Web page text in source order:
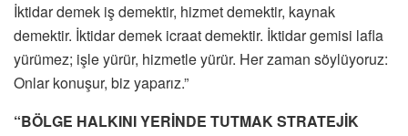
İktidar demek iş demektir, hizmet demektir, kaynak
demektir. İktidar demek icraat demektir. İktidar gemisi lafla
yürümez; işle yürür, hizmetle yürür. Her zaman söylüyoruz:
Onlar konuşur, biz yaparız.”
“BÖLGE HALKINI YERİNDE TUTMAK STRATEJİK